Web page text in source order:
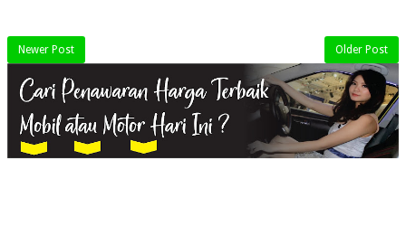
Newer Post Older Post